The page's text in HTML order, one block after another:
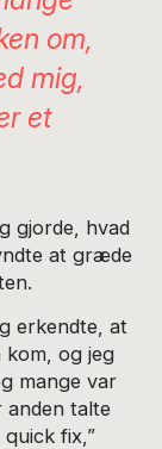
om,
mig,
et
gjorde, hvad
at græde
erkendte, at
kom, og jeg
mange var
anden talte
fix,”